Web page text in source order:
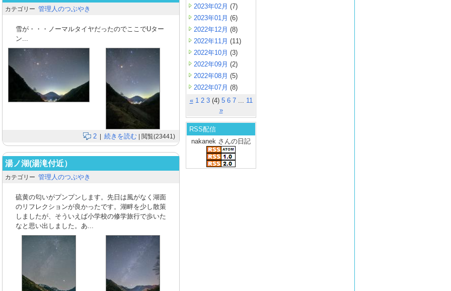
カテゴリー 管理人のつぶやき
雪が・・・ノーマルタイヤだったのでここでUター
ン...
2 | 続きを読む | 閲覧(23441)
湯ノ湖(湯滝付近）
カテゴリー 管理人のつぶやき
硫黄の匂いがプンプンします。先日は風がなく湖面
のリフレクションが良かったです。湖畔を少し散策
しましたが、そういえば小学校の修学旅行で歩いた
なと思い出しました。あ...
2023年02月 (7)
2023年01月 (6)
2022年12月 (8)
2022年11月 (11)
2022年10月 (3)
2022年09月 (2)
2022年08月 (5)
2022年07月 (8)
« 1 2 3 (4) 5 6 7... 11
»
RSS配信
nakanek さんの日記